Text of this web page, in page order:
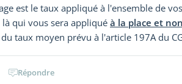
est le taux appliqué à l'ensemble de
là qui vous sera appliqué à la place et
taux moyen prévu à l'article 197A du
Répondre